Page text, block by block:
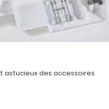
astucieux des accessoires